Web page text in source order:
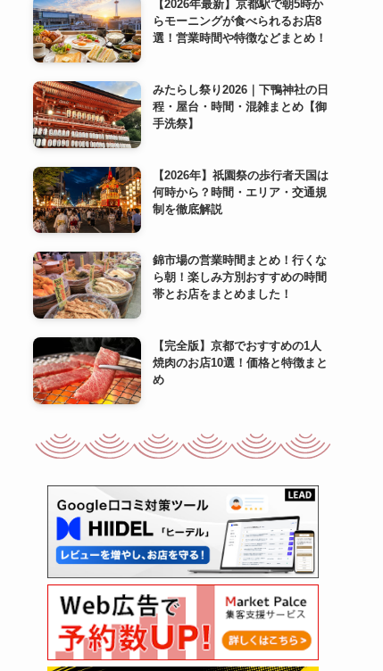
【2026年最新】京都駅で朝5時か
らモーニングが食べられるお店8
選！営業時間や特徴などまとめ！
みたらし祭り2026｜下鴨神社の日
程・屋台・時間・混雑まとめ【御
手洗祭】
【2026年】祇園祭の歩行者天国は
何時から？時間・エリア・交通規
制を徹底解説
錦市場の営業時間まとめ！行くな
ら朝！楽しみ方別おすすめの時間
帯とお店をまとめました！
【完全版】京都でおすすめの1人
焼肉のお店10選！価格と特徴まと
め